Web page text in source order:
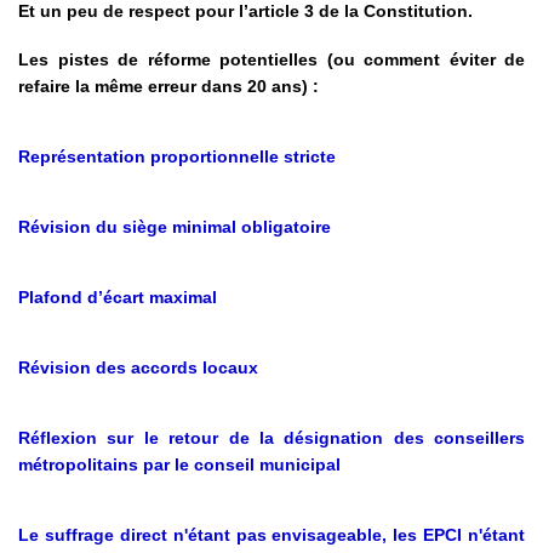
Et un peu de respect pour l’article 3 de la Constitution.
Les pistes de réforme potentielles (ou comment éviter de
refaire la même erreur dans 20 ans) :
Représentation proportionnelle stricte
Révision du siège minimal obligatoire
Plafond d’écart maximal
Révision des accords locaux
Réflexion sur le retour de la désignation des conseillers
métropolitains par le conseil municipal
Le suffrage direct n'étant pas envisageable, les EPCI n'étant